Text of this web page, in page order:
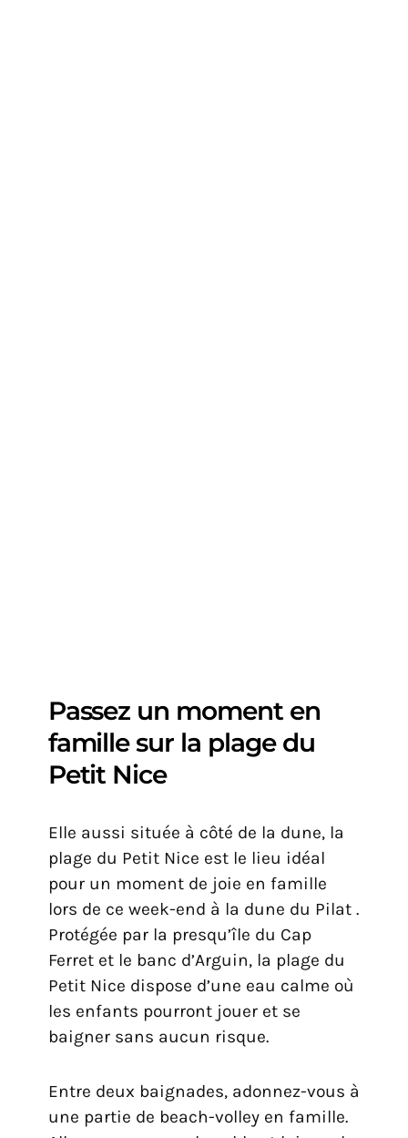
Passez un moment en
famille sur la plage du
Petit Nice
Elle aussi située à côté de la dune, la
plage du Petit Nice est le lieu idéal
pour un moment de joie en famille
lors de ce week-end à la dune du Pilat .
Protégée par la presqu’île du Cap
Ferret et le banc d’Arguin, la plage du
Petit Nice dispose d’une eau calme où
les enfants pourront jouer et se
baigner sans aucun risque.
Entre deux baignades, adonnez-vous à
une partie de beach-volley en famille.